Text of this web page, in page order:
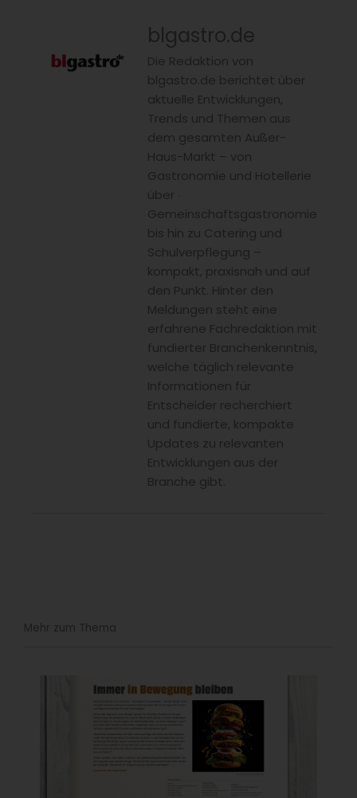
blgastro.de
Die Redaktion von
blgastro.de berichtet über
aktuelle Entwicklungen,
Trends und Themen aus
dem gesamten Außer-
Haus-Markt – von
Gastronomie und Hotellerie
über
Gemeinschaftsgastronomie
bis hin zu Catering und
Schulverpflegung –
kompakt, praxisnah und auf
den Punkt. Hinter den
Meldungen steht eine
erfahrene Fachredaktion mit
fundierter Branchenkenntnis,
welche täglich relevante
Informationen für
Entscheider recherchiert
und fundierte, kompakte
Updates zu relevanten
Entwicklungen aus der
Branche gibt.
Mehr zum Thema